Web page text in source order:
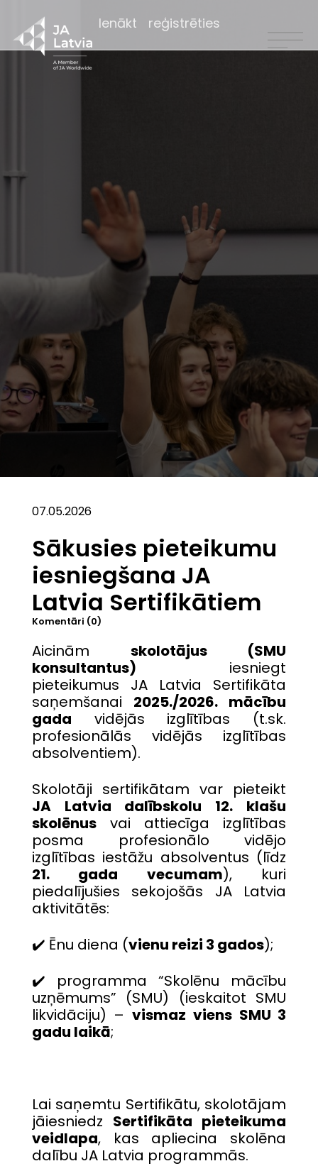
Ienākt reģistrēties
07.05.2026
Sākusies pieteikumu
iesniegšana JA
Latvia Sertifikātiem
Komentāri (0)
Aicinām skolotājus (SMU
konsultantus) iesniegt
pieteikumus JA Latvia Sertifikāta
saņemšanai 2025./2026. mācību
gada vidējās izglītības (t.sk.
profesionālās vidējās izglītības
absolventiem).
Skolotāji sertifikātam var pieteikt
JA Latvia dalībskolu 12. klašu
skolēnusvai attiecīga izglītības
posma profesionālo vidējo
izglītības iestāžu absolventus (līdz
21. gada vecumam), kuri
piedalījušies sekojošās JA Latvia
aktivitātēs:
✔️ Ēnu diena (vienu reizi 3 gados);
✔️ programma “Skolēnu mācību
uzņēmums” (SMU) (ieskaitot SMU
likvidāciju) –vismaz viens SMU 3
gadu laikā;
Lai saņemtu Sertifikātu, skolotājam
jāiesniedz Sertifikāta pieteikuma
veidlapa, kas apliecina skolēna
dalību JA Latvia programmās.